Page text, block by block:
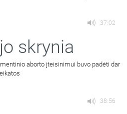
37:02
skrynia
aborto įteisinimui buvo padėti dar
38:56